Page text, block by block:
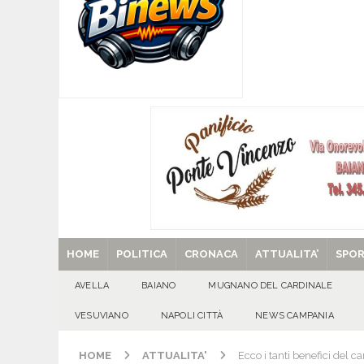
[ 07/08/2026 ]
usato – abbandonato – vandalizzato e
[ 07/08/2026 ]
una cultura collettiva. Nessuna crescita
MANIFESTAZIONI
[ 07/08/2026 ] Casino senza KYC: cosa sono
[ 29/08/2025 ] SANT’Oggi. Venerdì 29
HOME POLITICA CRONACA ATTUALITA’
AVELLA BAIANO MUGNANO DEL CARDINALE
VESUVIANO NAPOLI CITTÀ NEWS CAMPANIA
HOME ATTUALITA' Ecco i tanti benefici del